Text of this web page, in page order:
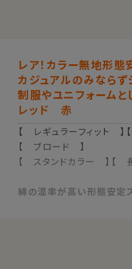
レア！カラー無地形態
カジュアルのみならず
制服やユニフォームと
レッド 赤
【 レギュラーフィット
【 ブロード 】
【 スタンドカラー 】【
綿の混率が高い形態安定